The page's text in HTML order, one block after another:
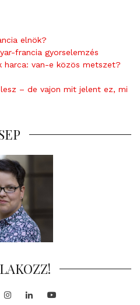
elnök?
francia gyorselemzés
harca: van-e közös metszet?
– de vajon mit jelent ez, mi
Instagram
LinkedInYoutube